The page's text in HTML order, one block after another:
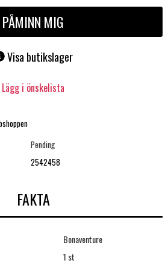
PÅMINN MIG
Visa butikslager
Lägg i önskelista
Pending
2542458
FAKTA
Bonaventure
1 st